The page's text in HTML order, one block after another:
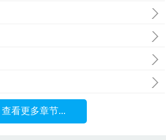
查看更多章节...